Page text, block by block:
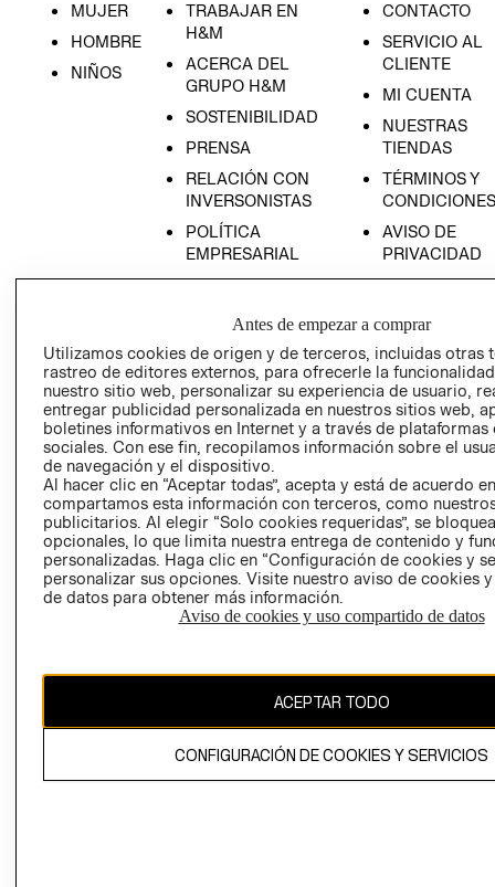
MUJER
HOMBRE
NIÑOS
TRABAJAR EN
H&M
ACERCA DEL
GRUPO H&M
SOSTENIBILIDAD
PRENSA
RELACIÓN CON
INVERSONISTAS
POLÍTICA
EMPRESARIAL
CONTACTO
SERVICIO AL
CLIENTE
MI CUENTA
NUESTRAS
TIENDAS
TÉRMINOS Y
CONDICIONES
AVISO DE
PRIVACIDAD
GIFT CARD
COOKIES
LIBRO DE
Ecuador ($)
CAMBIAR REGIÓN
El contenido de esta página web está protegido por copyright y es
propiedad de H&M Hennes & Mauritz AB.
Antes de empezar a comprar
Utilizamos cookies de origen y de terceros, incluidas otras
rastreo de editores externos, para ofrecerle la
nuestro sitio web, personalizar su experiencia de usuario,
entregar publicidad personalizada en nuestros sitios web,
boletines informativos en Internet y a través de plataformas
sociales. Con ese fin, recopilamos información sobre el
de navegación y el dispositivo.
Al hacer clic en “Aceptar todas”, acepta y está de acuerdo
compartamos esta información con terceros, como
publicitarios. Al elegir “Solo cookies requeridas”, se
opcionales, lo que limita nuestra entrega de contenido y
personalizadas. Haga clic en “Configuración de cookies y
personalizar sus opciones. Visite nuestro aviso de cookies
de datos para obtener más información.
Aviso de cookies y uso compartido de datos
ACEPTAR TODO
CONFIGURACIÓN DE COOKIES Y SERVICIOS